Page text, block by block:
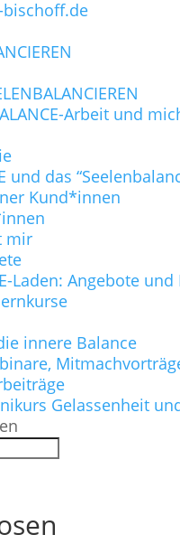
bischoff.de
Arbeit und
und das
Kund*innen
mir
Laden: Angebote
innere Balance
Gelassenheit